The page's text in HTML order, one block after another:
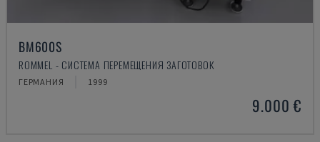
BM600S
ROMMEL - СИСТЕМА ПЕРЕМЕЩЕНИЯ ЗАГОТОВОК
ГЕРМАНИЯ 1999
9.000 €